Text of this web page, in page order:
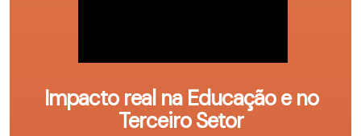
Impacto real na Educação e no
Terceiro Setor